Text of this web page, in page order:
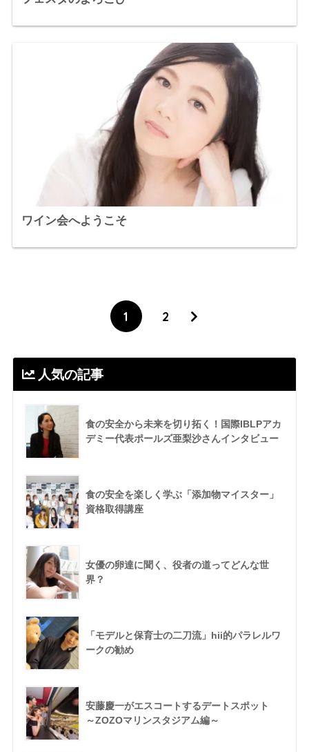
ワイン会へようこそ
1 2
人気の記事
食の安全から未来を切り拓く！国際IBLPアカ
デミー代表ポールズ亜梨沙さんインタビュー
食の安全を楽しく学ぶ「添加物マイスター」
資格取得講座
女優の卵達に聞く、役者の道ってどんな世
界？
「モデルと保育士の二刀流」hii的パラレルワ
ークの勧め
安藤慶一がエスコートするデートスポット
～ZOZOマリンスタジアム編～